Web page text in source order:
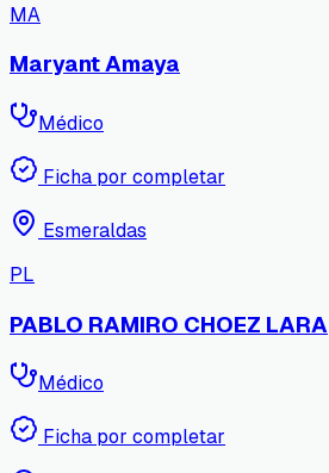
MA
Maryant Amaya
Médico
Ficha por completar
Esmeraldas
PL
PABLO RAMIRO CHOEZ LARA
Médico
Ficha por completar